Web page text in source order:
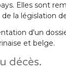
Elles sont
la législation
d'un
et belge.
décès.